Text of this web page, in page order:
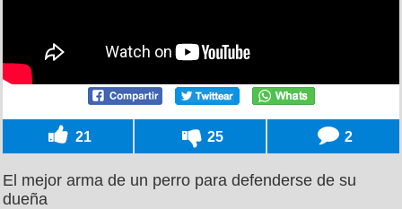
21 25 2
El mejor arma de un perro para defenderse de su
dueña